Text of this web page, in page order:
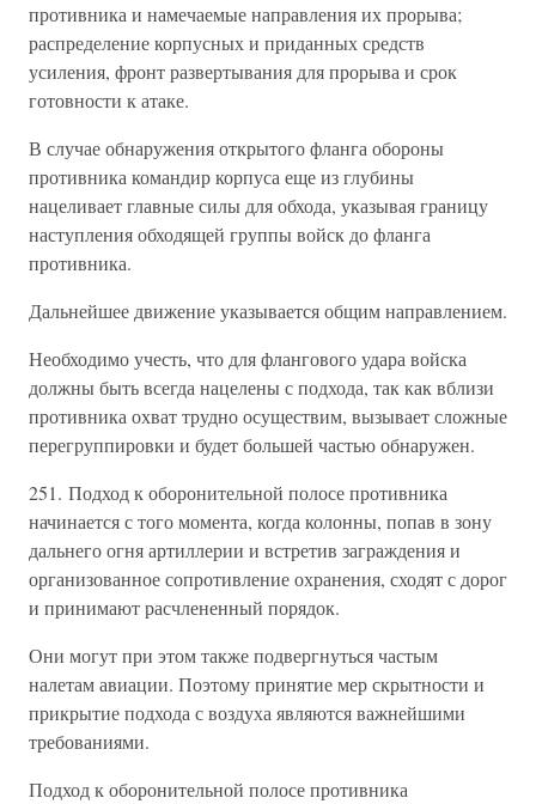
противника и намечаемые направления их прорыва;
распределение корпусных и приданных средств
усиления, фронт развертывания для прорыва и срок
готовности к атаке.
В случае обнаружения открытого фланга обороны
противника командир корпуса еще из глубины
нацеливает главные силы для обхода, указывая границу
наступления обходящей группы войск до фланга
противника.
Дальнейшее движение указывается общим направлением.
Необходимо учесть, что для флангового удара войска
должны быть всегда нацелены с подхода, так как вблизи
противника охват трудно осуществим, вызывает сложные
перегруппировки и будет большей частью обнаружен.
251. Подход к оборонительной полосе противника
начинается с того момента, когда колонны, попав в зону
дальнего огня артиллерии и встретив заграждения и
организованное сопротивление охранения, сходят с дорог
и принимают расчлененный порядок.
Они могут при этом также подвергнуться частым
налетам авиации. Поэтому принятие мер скрытности и
прикрытие подхода с воздуха являются важнейшими
требованиями.
Подход к оборонительной полосе противника